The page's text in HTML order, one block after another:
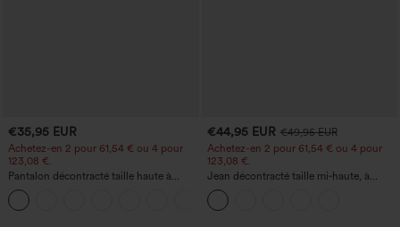
€35,95 EUR
Achetez-en 2 pour 61,54 € ou 4 pour
123,08 €.
Pantalon décontracté taille haute à
jambe droite, effet lin, avec poches
€44,95 EUR €49,95 EUR
Achetez-en 2 pour 61,54 € ou 4 pour
123,08 €.
Jean décontracté taille mi‑haute, à
cordon de serrage, avec poches